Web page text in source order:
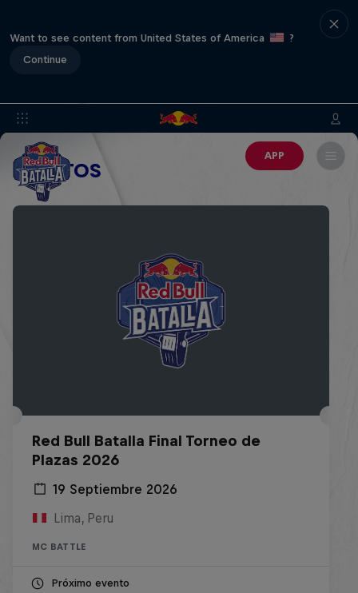
Want to see content from United States of America
?
Continue
APP
EVENTOS
Red Bull Batalla Final Torneo de
Plazas 2026
19 Septiembre 2026
Lima, Peru
MC BATTLE
Próximo evento